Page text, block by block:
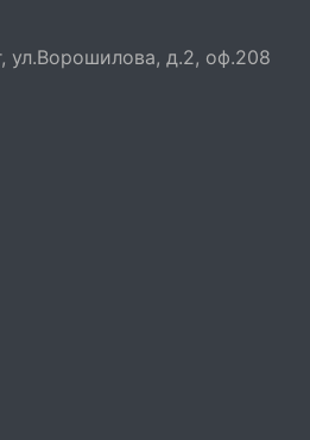
ул.Ворошилова, д.2, оф.208